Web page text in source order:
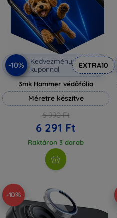
-10%
Kedvezmény
kuponnal
EXTRA10
3mk Hammer védőfólia
Méretre készítve
6 990 Ft
6 291 Ft
Raktáron 3 darab
-10%